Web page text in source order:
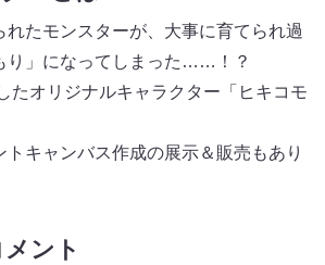
れたモンスターが、大事に育てられ過
り」になってしまった……！？
たオリジナルキャラクター「ヒキコモ
キャンバス作成の展示＆販売もあり
ント